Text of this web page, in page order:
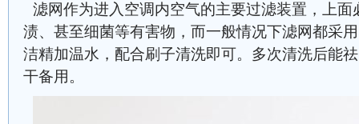
滤网作为进入空调内空气的主要过滤装置，上
渍、甚至细菌等有害物，而一般情况下滤网都采
洁精加温水，配合刷子清洗即可。多次清洗后能
干备用。